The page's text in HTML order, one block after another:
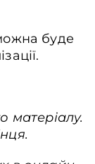
буде
матеріалу.